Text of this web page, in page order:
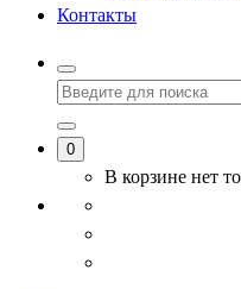
Контакты
0
В корзине нет